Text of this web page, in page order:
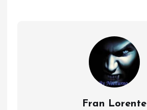
Fran Lorente